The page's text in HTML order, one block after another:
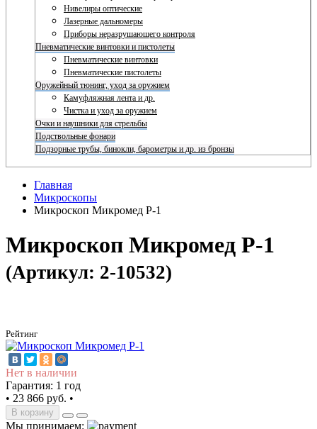
Нивелиры оптические
Лазерные дальномеры
Приборы неразрушающего контроля
Пневматические винтовки и пистолеты
Пневматические винтовки
Пневматические пистолеты
Оружейный тюнинг, уход за оружием
Камуфляжная лента и др.
Чистка и уход за оружием
Очки и наушники для стрельбы
Подствольные фонари
Подзорные трубы, бинокли, барометры и др. из бронзы
Главная
Микроскопы
Микроскоп Микромед Р-1
Микроскоп Микромед Р-1
(Артикул: 2-10532)
Рейтинг
Нет в наличии
Гарантия: 1 год
• 23 866 руб. •
В корзину
Мы принимаем: